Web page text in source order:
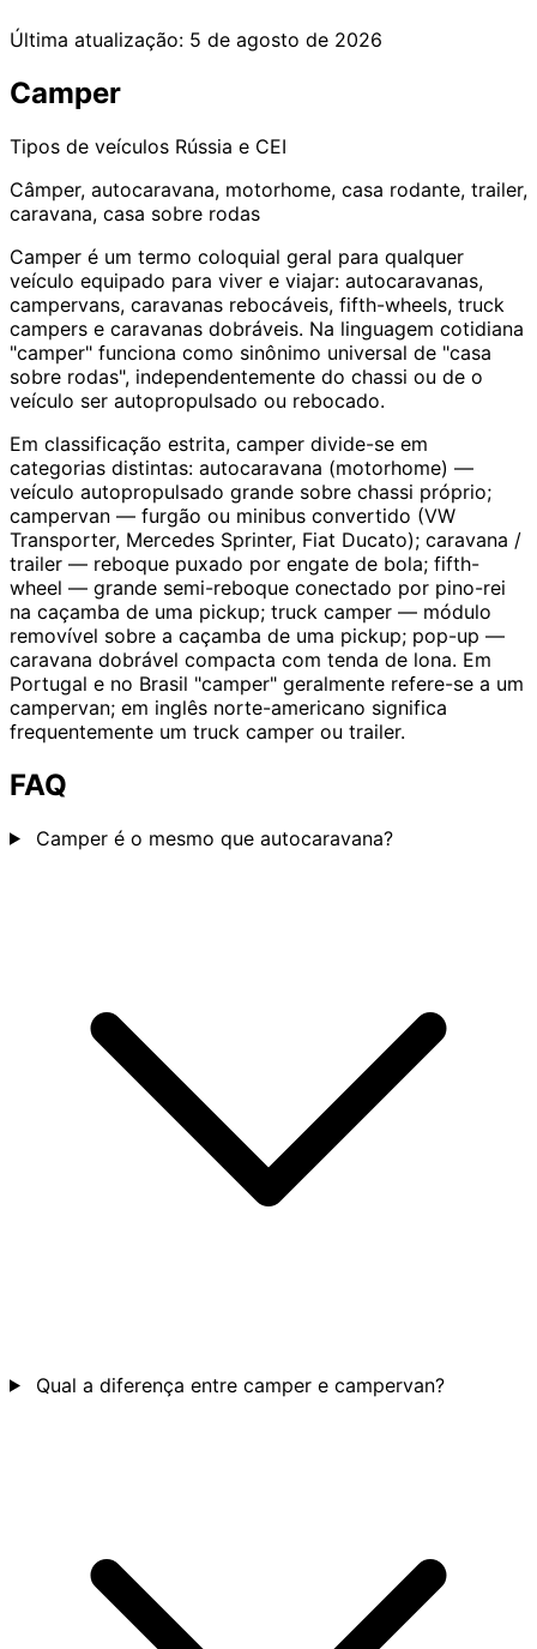
Última atualização: 5 de agosto de 2026
Camper
Tipos de veículos Rússia e CEI
Câmper, autocaravana, motorhome, casa rodante, trailer,
caravana, casa sobre rodas
Camper é um termo coloquial geral para qualquer
veículo equipado para viver e viajar: autocaravanas,
campervans, caravanas rebocáveis, fifth-wheels, truck
campers e caravanas dobráveis. Na linguagem cotidiana
"camper" funciona como sinônimo universal de "casa
sobre rodas", independentemente do chassi ou de o
veículo ser autopropulsado ou rebocado.
Em classificação estrita, camper divide-se em
categorias distintas: autocaravana (motorhome) —
veículo autopropulsado grande sobre chassi próprio;
campervan — furgão ou minibus convertido (VW
Transporter, Mercedes Sprinter, Fiat Ducato); caravana /
trailer — reboque puxado por engate de bola; fifth-
wheel — grande semi-reboque conectado por pino-rei
na caçamba de uma pickup; truck camper — módulo
removível sobre a caçamba de uma pickup; pop-up —
caravana dobrável compacta com tenda de lona. Em
Portugal e no Brasil "camper" geralmente refere-se a um
campervan; em inglês norte-americano significa
frequentemente um truck camper ou trailer.
FAQ
Camper é o mesmo que autocaravana?
Qual a diferença entre camper e campervan?